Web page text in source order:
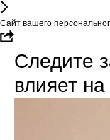
Сайт вашего
Следите
влияет на